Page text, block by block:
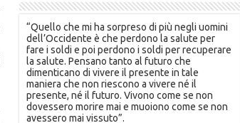
“Quello che mi ha sorpreso di più negli uomini
dell’Occidente è che perdono la salute per
fare i soldi e poi perdono i soldi per recuperare
la salute. Pensano tanto al futuro che
dimenticano di vivere il presente in tale
maniera che non riescono a vivere né il
presente, né il futuro. Vivono come se non
dovessero morire mai e muoiono come se non
avessero mai vissuto”.